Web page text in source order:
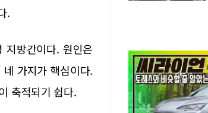
.
지방간이다. 원인은
가지가 핵심이다.
축적되기 쉽다.